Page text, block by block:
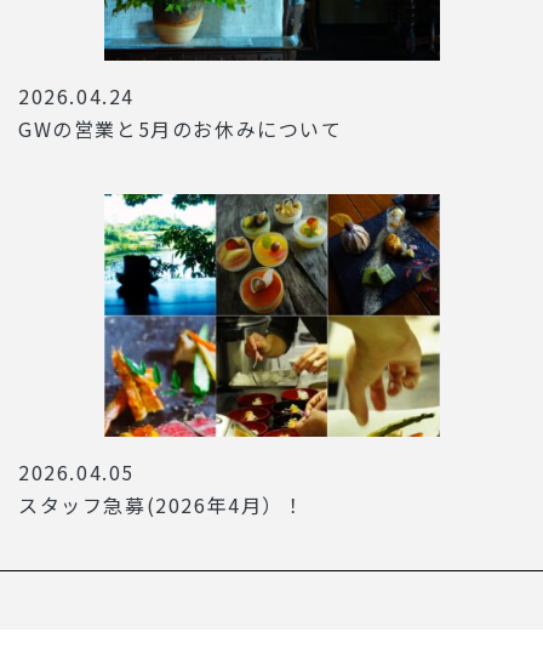
2026.04.24
GWの営業と5月のお休みについて
2026.04.05
スタッフ急募(2026年4月）！